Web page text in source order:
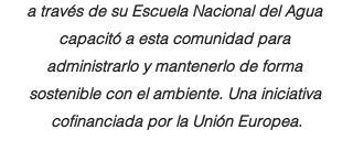
a través de su Escuela Nacional del Agua
capacitó a esta comunidad para
administrarlo y mantenerlo de forma
sostenible con el ambiente. Una iniciativa
cofinanciada por la Unión Europea.